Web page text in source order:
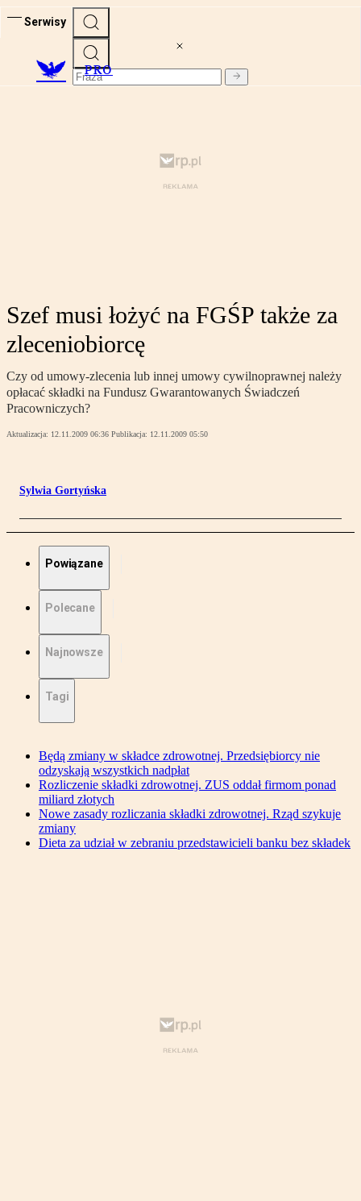
Serwisy
PRO
Szef musi łożyć na FGŚP także za
zleceniobiorcę
Czy od umowy-zlecenia lub innej umowy cywilnoprawnej należy
opłacać składki na Fundusz Gwarantowanych Świadczeń
Pracowniczych?
Aktualizacja: 12.11.2009 06:36 Publikacja: 12.11.2009 05:50
Sylwia Gortyńska
Powiązane
Polecane
Najnowsze
Tagi
Będą zmiany w składce zdrowotnej. Przedsiębiorcy nie
odzyskają wszystkich nadpłat
Rozliczenie składki zdrowotnej. ZUS oddał firmom ponad
miliard złotych
Nowe zasady rozliczania składki zdrowotnej. Rząd szykuje
zmiany
Dieta za udział w zebraniu przedstawicieli banku bez składek